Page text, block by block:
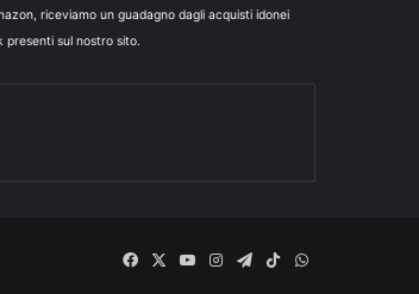
riceviamo un guadagno dagli acquisti idonei
sul nostro sito.
Facebook
X
YouInstagram
Telegram
TikTokWhatsApp